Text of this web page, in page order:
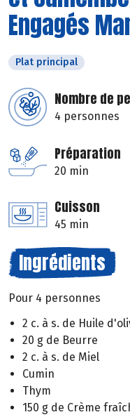
Engagés
Plat principal
Nombre de
4 personnes
Préparation
20 min
Cuisson
45 min
Ingrédients
Pour 4 personnes
2 c. à s. de Huile
20 g de Beurre
2 c. à s. de Miel
Cumin
Thym
150 g de Crème